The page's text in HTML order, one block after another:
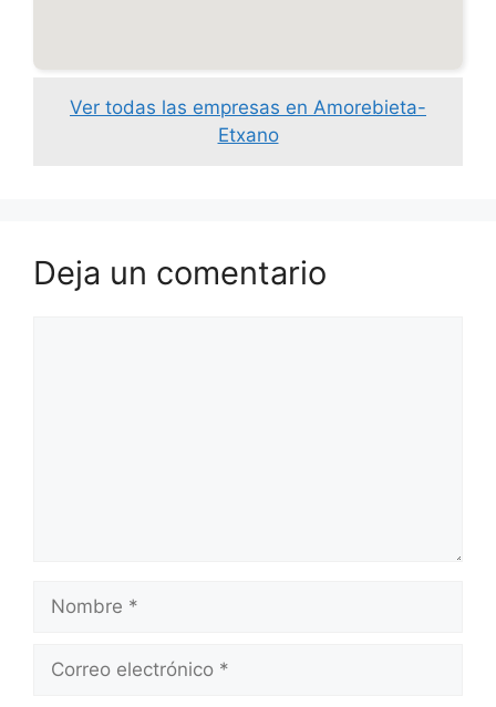
Ver todas las empresas en Amorebieta-
Etxano
Deja un comentario
Nombre
Correo